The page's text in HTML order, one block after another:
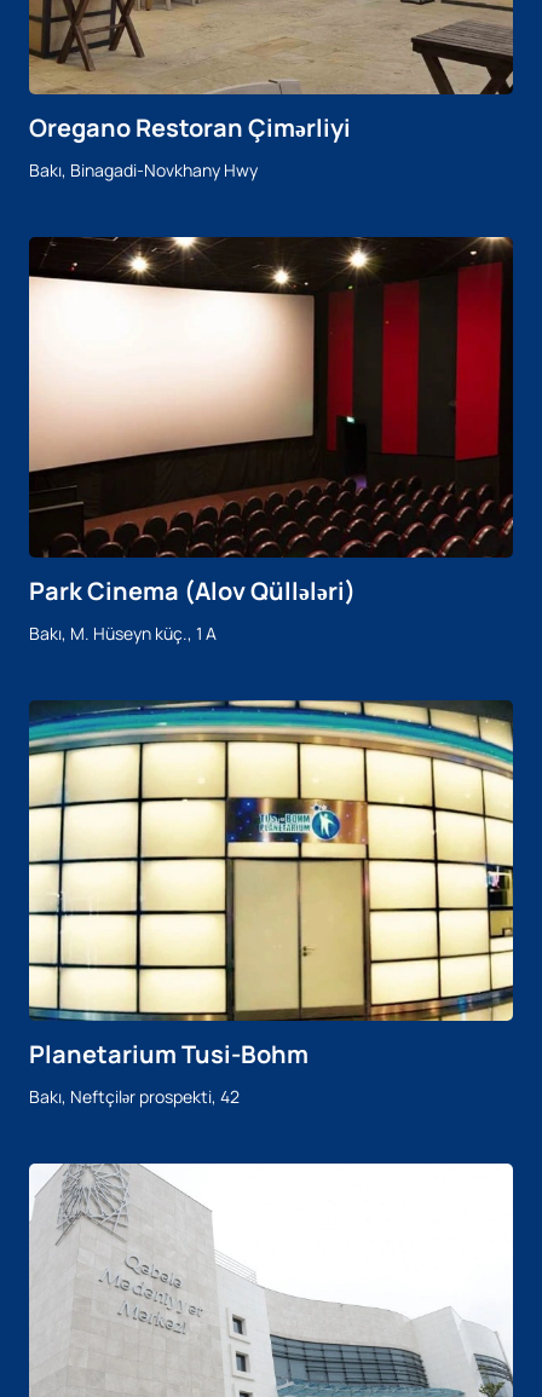
Oregano Restoran Çimərliyi
Bakı, Binagadi-Novkhany Hwy
Park Cinema (Alov Qüllələri)
Bakı, M. Hüseyn küç., 1 A
Planetarium Tusi-Bohm
Bakı, Neftçilər prospekti, 42